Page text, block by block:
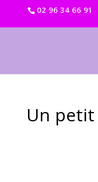
02 96 34 66 91
Un